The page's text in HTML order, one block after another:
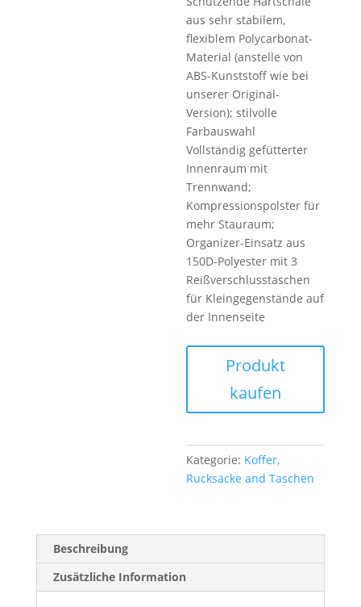
aus sehr stabilem,
flexiblem Polycarbonat-
Material (anstelle von
ABS-Kunststoff wie bei
unserer Original-
Version); stilvolle
Farbauswahl
Vollständig gefütterter
Innenraum mit
Trennwand;
Kompressionspolster für
mehr Stauraum;
Organizer-Einsatz aus
150D-Polyester mit 3
Reißverschlusstaschen
für Kleingegenstände auf
der Innenseite
Produkt
kaufen
Kategorie: Koffer,
Rucksäcke and Taschen
Beschreibung
Zusätzliche Information